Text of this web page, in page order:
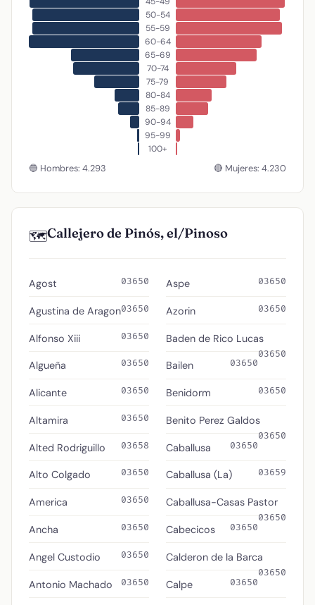
50-54
55-59
60-64
65-69
70-74
75-79
80-84
85-89
90-94
95-99
100+
🔵 Hombres: 4.293 🔴 Mujeres: 4.230
🗺️Callejero de Pinós, el/Pinoso
Agost 03650
Agustina de Aragon03650
Alfonso Xiii 03650
Algueña 03650
Alicante 03650
Altamira 03650
Alted Rodriguillo 03658
Alto Colgado 03650
America 03650
Ancha 03650
Angel Custodio 03650
Antonio Machado 03650
Aspe 03650
Azorin 03650
Baden de Rico Lucas
03650
Bailen 03650
Benidorm 03650
Benito Perez Galdos
03650
Caballusa 03650
Caballusa (La) 03659
Caballusa-Casas Pastor
03650
Cabecicos 03650
Calderon de la Barca
03650
Calpe 03650